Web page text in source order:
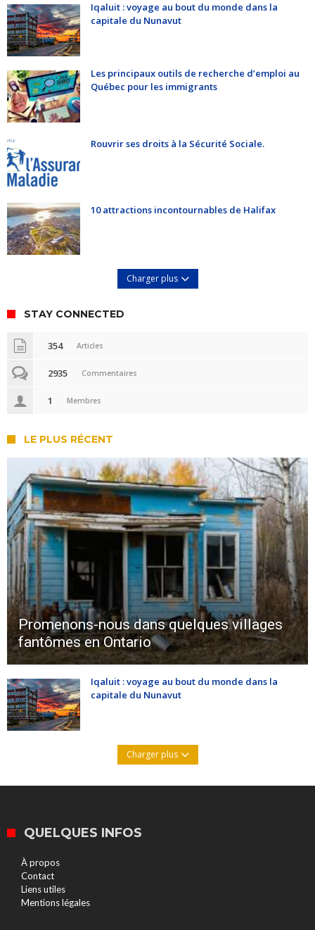
Iqaluit : voyage au bout du monde dans la
capitale du Nunavut
Les principaux outils de recherche d’emploi au
Québec pour les immigrants
Rouvrir ses droits à la Sécurité Sociale.
10 attractions incontournables de Halifax
Charger plus
STAY CONNECTED
354 Articles
2935 Commentaires
1 Membres
LE PLUS RÉCENT
Promenons-nous dans quelques villages
fantômes en Ontario
Iqaluit : voyage au bout du monde dans la
capitale du Nunavut
Charger plus
QUELQUES INFOS
À propos
Contact
Liens utiles
Mentions légales